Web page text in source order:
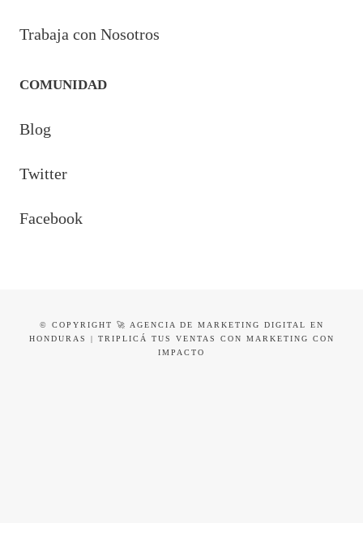
Trabaja con Nosotros
COMUNIDAD
Blog
Twitter
Facebook
© COPYRIGHT 🚀 AGENCIA DE MARKETING DIGITAL EN
HONDURAS | TRIPLICÁ TUS VENTAS CON MARKETING CON
IMPACTO